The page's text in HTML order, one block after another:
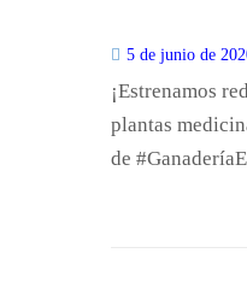
5 de junio de
¡Estrenamos
plantas
de